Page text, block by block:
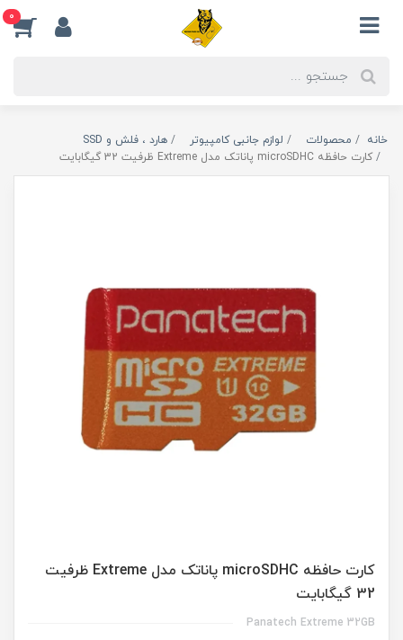
0
خانه محصولات لوازم جانبی کامپیوتر
هارد ، فلش و SSD
کارت حافظه microSDHC پاناتک مدل Extreme ظرفیت 32 گیگابایت
کارت حافظه microSDHC پاناتک مدل Extreme ظرفیت
32 گیگابایت
Panatech Extreme 32GB